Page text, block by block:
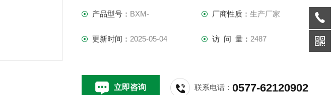
产品型号： BXM- 厂商性质： 生产厂家
更新时间： 2025-05-04 访 问 量： 2487
立即咨询 联系电话：0577-62120902